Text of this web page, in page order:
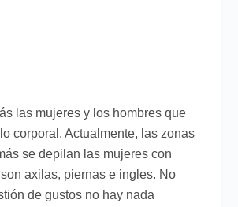
las mujeres y los hombres que
corporal. Actualmente, las zonas
se depilan las mujeres con
axilas, piernas e ingles. No
de gustos no hay nada